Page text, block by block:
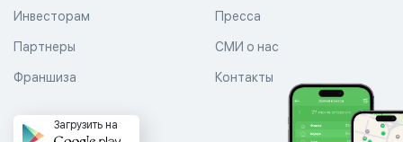
Пресса
СМИ о нас
Контакты
Инвесторам
Партнеры
Франшиза
Загрузить на